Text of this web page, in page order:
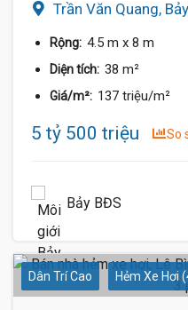
Trần Văn Quang,
Rộng: 4.5 m x 8 m
Diện tích: 38 m²
Giá/m²: 137 triệu/m²
5 tỷ 500 triệu So
Bảy BĐS
Dân Trí Cao Hẻm Xe Hơi